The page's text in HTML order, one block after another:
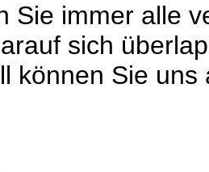
Sie immer alle
sich
können Sie